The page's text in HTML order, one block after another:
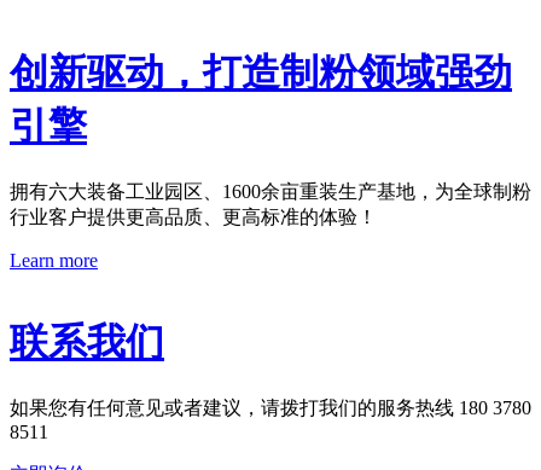
创新驱动，打造制粉领域强劲
引擎
拥有六大装备工业园区、1600余亩重装生产基地，为全球制粉
行业客户提供更高品质、更高标准的体验！
Learn more
联系我们
如果您有任何意见或者建议，请拨打我们的服务热线 180 3780
8511